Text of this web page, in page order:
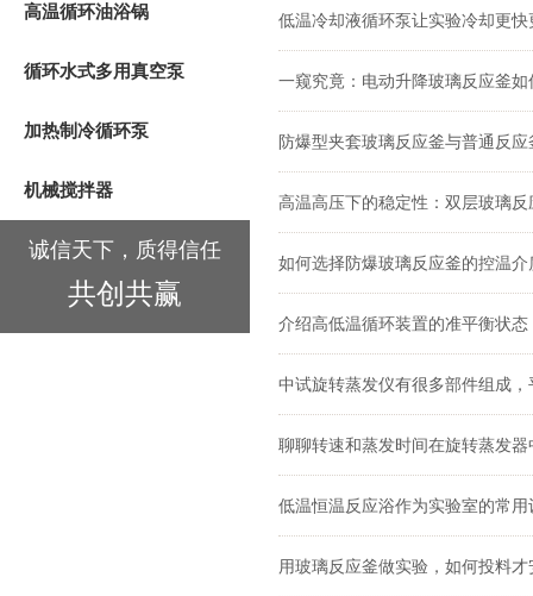
高温循环油浴锅
循环水式多用真空泵
加热制冷循环泵
机械搅拌器
诚信天下，质得信任
共创共赢
低温冷却液循环泵让实验冷却更快
一窥究竟：电动升降玻璃反应釜
防爆型夹套玻璃反应釜与普通反
高温高压下的稳定性：双层玻璃反
如何选择防爆玻璃反应釜的控温
介绍高低温循环装置的准平衡状态
中试旋转蒸发仪有很多部件组成
聊聊转速和蒸发时间在旋转蒸发器
低温恒温反应浴作为实验室的常
用玻璃反应釜做实验，如何投料才